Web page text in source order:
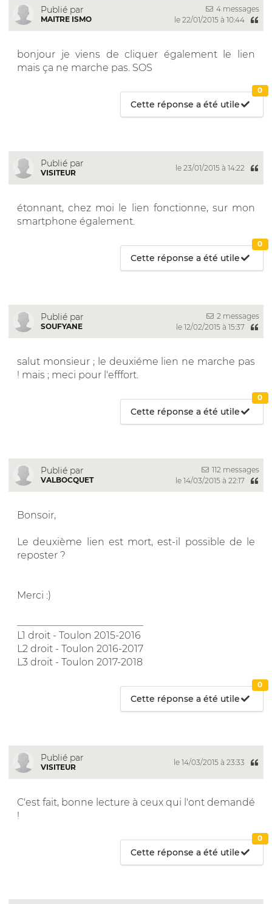
Publié par
MAITRE ISMO
4 messages
le 22/01/2015 à 10:44
bonjour je viens de cliquer également le lien
mais ça ne marche pas. SOS
Cette réponse a été utile
0
Publié par
VISITEUR
le 23/01/2015 à 14:22
étonnant, chez moi le lien fonctionne, sur mon
smartphone également.
Cette réponse a été utile
0
Publié par
SOUFYANE
2 messages
le 12/02/2015 à 15:37
salut monsieur ; le deuxiéme lien ne marche pas
! mais ; meci pour l'efffort.
Cette réponse a été utile
0
Publié par
VALBOCQUET
112 messages
le 14/03/2015 à 22:17
Bonsoir,
Le deuxième lien est mort, est-il possible de le
reposter ?
Merci :)
L1 droit - Toulon 2015-2016
L2 droit - Toulon 2016-2017
L3 droit - Toulon 2017-2018
Cette réponse a été utile
0
Publié par
VISITEUR
le 14/03/2015 à 23:33
C'est fait, bonne lecture à ceux qui l'ont demandé
!
Cette réponse a été utile
0